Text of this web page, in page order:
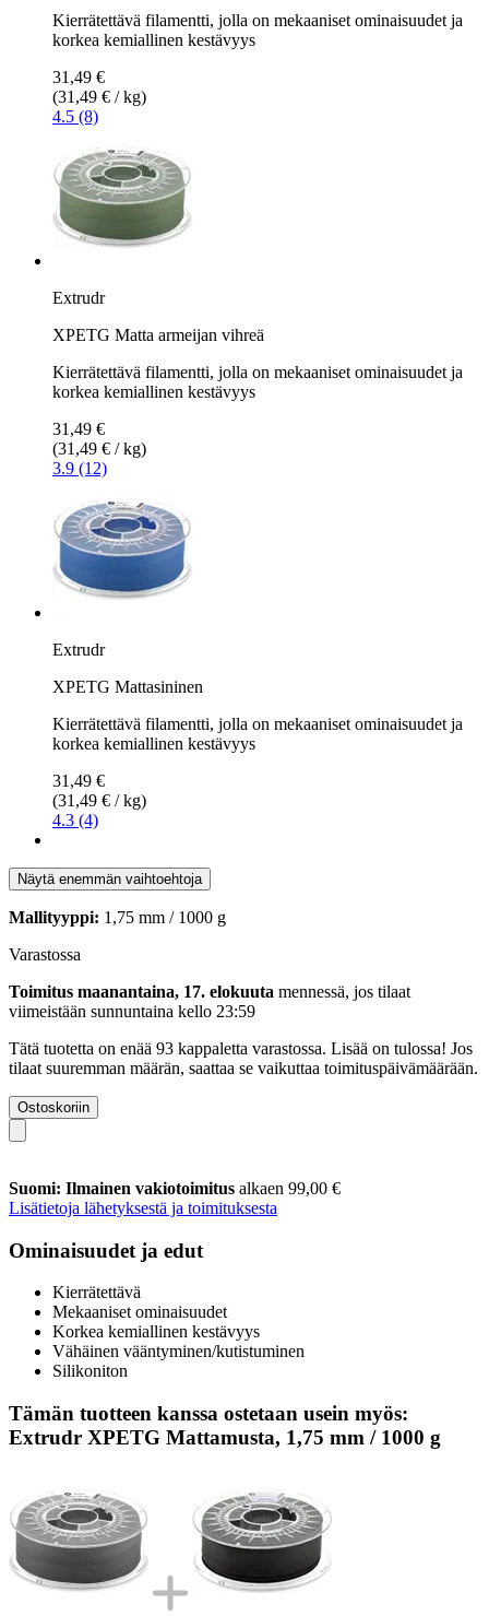
Kierrätettävä filamentti, jolla on mekaaniset ominaisuudet ja
korkea kemiallinen kestävyys
31,49 €
(31,49 € / kg)
4.5 (8)
Extrudr
XPETG Matta armeijan vihreä
Kierrätettävä filamentti, jolla on mekaaniset ominaisuudet ja
korkea kemiallinen kestävyys
31,49 €
(31,49 € / kg)
3.9 (12)
Extrudr
XPETG Mattasininen
Kierrätettävä filamentti, jolla on mekaaniset ominaisuudet ja
korkea kemiallinen kestävyys
31,49 €
(31,49 € / kg)
4.3 (4)
Näytä enemmän vaihtoehtoja
Mallityyppi: 1,75 mm / 1000 g
Varastossa
Toimitus maanantaina, 17. elokuuta mennessä, jos tilaat
viimeistään sunnuntaina kello 23:59
Tätä tuotetta on enää 93 kappaletta varastossa. Lisää on tulossa! Jos
tilaat suuremman määrän, saattaa se vaikuttaa toimituspäivämäärään.
Ostoskoriin
Suomi: Ilmainen vakiotoimitus alkaen 99,00 €
Lisätietoja lähetyksestä ja toimituksesta
Ominaisuudet ja edut
Kierrätettävä
Mekaaniset ominaisuudet
Korkea kemiallinen kestävyys
Vähäinen vääntyminen/kutistuminen
Silikoniton
Tämän tuotteen kanssa ostetaan usein myös:
Extrudr XPETG Mattamusta, 1,75 mm / 1000 g